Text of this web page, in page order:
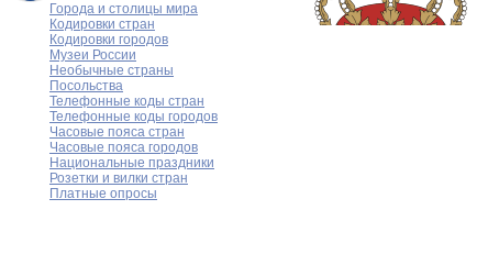
Города и столицы мира
Кодировки стран
Кодировки городов
Музеи России
Необычные страны
Посольства
Телефонные коды стран
Телефонные коды городов
Часовые пояса стран
Часовые пояса городов
Национальные праздники
Розетки и вилки стран
Платные опросы